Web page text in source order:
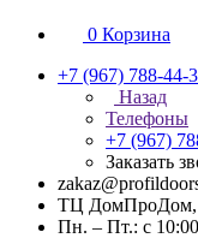
0 Корзина
+7 (967) 788-44-
Назад
Телефоны
+7 (967)
Заказать
ТЦ ДомПроДом,
Пн. – Пт.: с